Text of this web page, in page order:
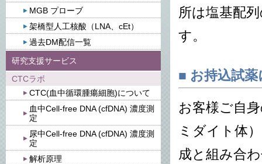
MGB プローブ
架橋型人工核酸（LNA、cEt）
過去DM配信一覧
研究支援サービス
CTCラボ
CTC(血中循環腫瘍細胞)について
血中Cell-free DNA (cfDNA) 濃度測
定
尿中Cell-free DNA (cfDNA) 濃度測
定
解析原理
所は塩基配
す。
■ お持込試
お客様ご自
ミダイト体
成と組み合